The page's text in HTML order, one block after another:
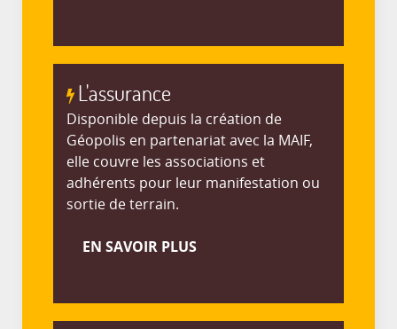
L'assurance
Disponible depuis la création de
Géopolis en partenariat avec la MAIF,
elle couvre les associations et
adhérents pour leur manifestation ou
sortie de terrain.
EN SAVOIR PLUS